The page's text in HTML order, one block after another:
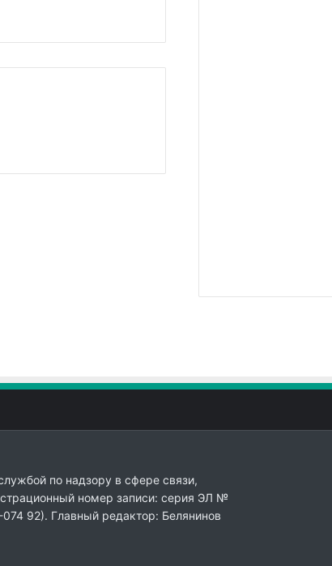
по надзору в сфере связи,
номер записи: серия ЭЛ №
92). Главный редактор: Белянинов